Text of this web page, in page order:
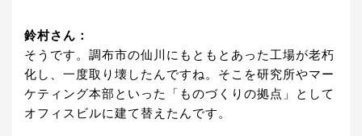
鈴村さん：
そうです。調布市の仙川にもともとあった工場が老朽
化し、一度取り壊したんですね。そこを研究所やマー
ケティング本部といった「ものづくりの拠点」として
オフィスビルに建て替えたんです。